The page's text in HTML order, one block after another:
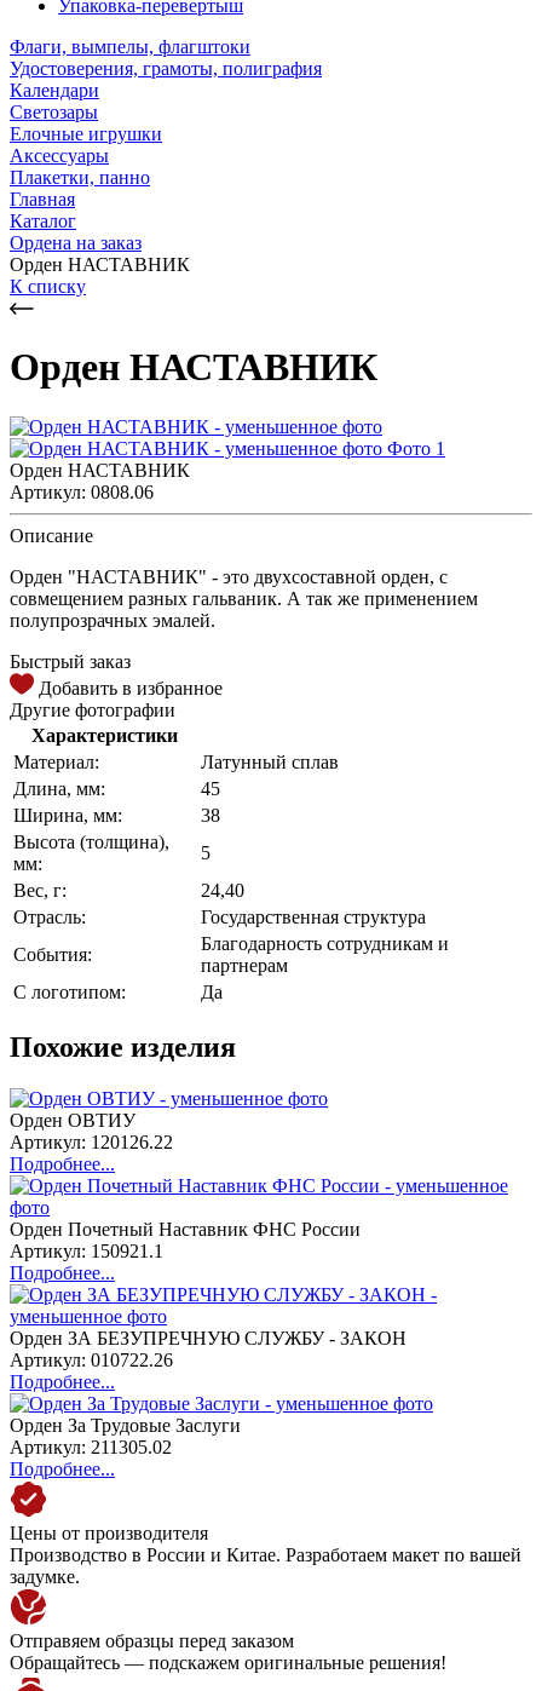
Упаковка-перевертыш
Флаги, вымпелы, флагштоки
Удостоверения, грамоты, полиграфия
Календари
Светозары
Елочные игрушки
Аксессуары
Плакетки, панно
Главная
Каталог
Ордена на заказ
Орден НАСТАВНИК
К списку
Орден НАСТАВНИК
Орден НАСТАВНИК
Артикул: 0808.06
Описание
Орден "НАСТАВНИК" - это двухсоставной орден, с
совмещением разных гальваник. А так же применением
полупрозрачных эмалей.
Быстрый заказ
Добавить в избранное
Другие фотографии
Характеристики
Материал:
Латунный сплав
Длина, мм:
45
Ширина, мм:
38
Высота (толщина),
мм:
5
Вес, г:
24,40
Отрасль:
Государственная структура
События:
Благодарность сотрудникам и
партнерам
С логотипом:
Да
Похожие изделия
Орден ОВТИУ
Артикул: 120126.22
Подробнее...
Орден Почетный Наставник ФНС России
Артикул: 150921.1
Подробнее...
Орден ЗА БЕЗУПРЕЧНУЮ СЛУЖБУ - ЗАКОН
Артикул: 010722.26
Подробнее...
Орден За Трудовые Заслуги
Артикул: 211305.02
Подробнее...
Цены от производителя
Производство в России и Китае. Разработаем макет по вашей
задумке.
Отправяем образцы перед заказом
Обращайтесь — подскажем оригинальные решения!